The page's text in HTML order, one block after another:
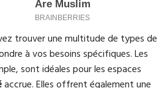
trouver une multitude de types de
à vos besoins spécifiques. Les
sont idéales pour les espaces
accrue. Elles offrent également une